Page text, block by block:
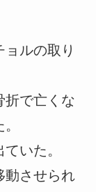
ルの取り
折で亡くな
いた。
動させられ